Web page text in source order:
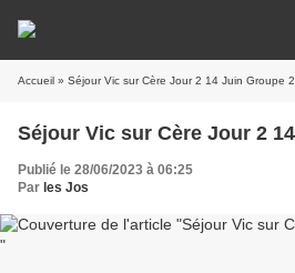
Accueil » Séjour Vic sur Cère Jour 2 14 Juin Groupe 2
Publié le 28/06/2023 à 06:25
Par les Jos